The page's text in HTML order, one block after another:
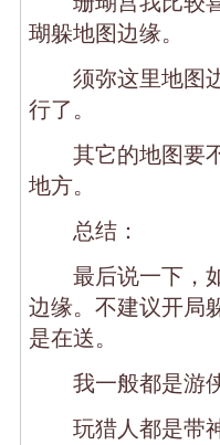
瑚躲地图边缘。
须弥这里地图边
行了。
其它的地图要不
地方。
总结：
最后说一下，如
边缘。不建议开局
是在送。
我一般都是游侠
玩猎人都是带神